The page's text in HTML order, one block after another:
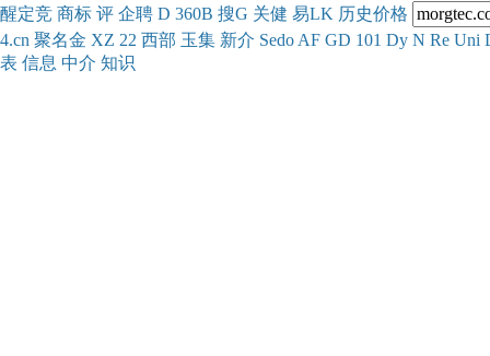
醒定竞 商标 评 企聘 D 360B 搜G 关健 易LK 历史价格
4.cn 聚名金 XZ 22 西部 玉集 新介 Sedo AF GD 101 Dy N Re Uni
表 信息 中介 知识